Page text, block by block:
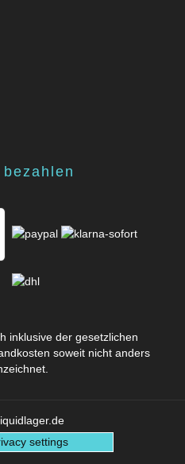
inklusive der gesetzlichen
soweit nicht anders
settings